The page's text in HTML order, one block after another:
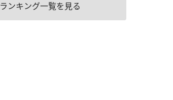
ランキング一覧を見る